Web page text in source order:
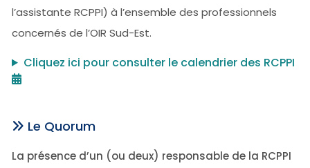
l’assistante RCPPI) à l’ensemble des professionnels
concernés de l’OIR Sud-Est.
Cliquez ici pour consulter le calendrier des RCPPI
Le Quorum
La présence d’un (ou deux) responsable de la RCPPI